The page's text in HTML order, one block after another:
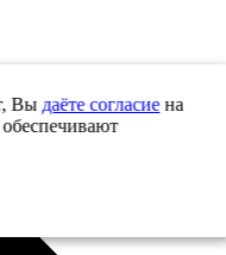
Вы даёте согласиена